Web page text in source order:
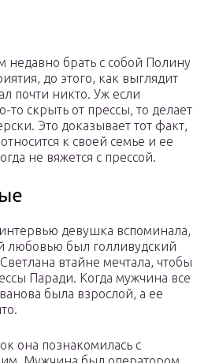
недавно брать с собой Полину
до этого, как выглядит
почти никто. Уж если
то скрыть от прессы, то делает
Это доказывает тот факт,
к своей семье и ее
не вяжется с прессой.
девушка вспоминала,
любовью был голливудский
втайне мечтала, чтобы
Паради. Когда мужчина все
была взрослой, а ее
она познакомилась с